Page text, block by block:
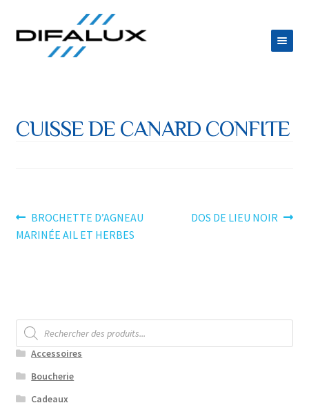
à
au
contenu
PRODUITS
Ouvrir
enfant
menu
CONTACT
CUISSE DE CANARD CONFITE
Navigation
de
Article
précédent :
BROCHETTE D’AGNEAU
MARINÉE AIL ET HERBES
Article
DOS DE LIEU NOIR
Recherche
de
produits
Accessoires
Boucherie
Cadeaux